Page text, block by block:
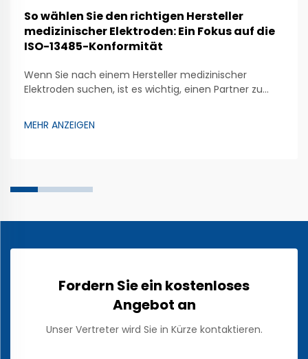
So wählen Sie den richtigen Hersteller
medizinischer Elektroden: Ein Fokus auf die
ISO-13485-Konformität
Wenn Sie nach einem Hersteller medizinischer
Elektroden suchen, ist es wichtig, einen Partner zu
Zhongman ist ein Unternehmen, das großen Wert auf
MEHR ANZEIGEN
Fordern Sie ein kostenloses
Angebot an
Unser Vertreter wird Sie in Kürze kontaktieren.